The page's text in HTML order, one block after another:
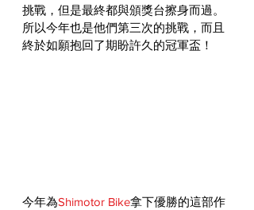
挑戰，但是最終都與頒獎台擦身而過。
所以今年也是他們第三次的挑戰，而且
終於如願抱回了期盼許久的冠軍盃！
今年為Shimotor Bike拿下優勝的這部作